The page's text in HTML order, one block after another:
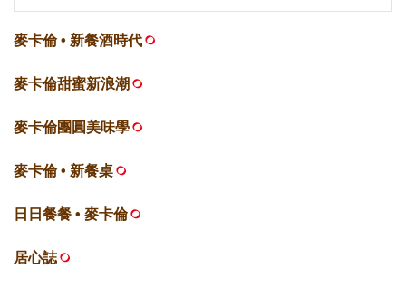
麥卡倫 • 新餐酒時代
麥卡倫甜蜜新浪潮
麥卡倫團圓美味學
麥卡倫 • 新餐桌
日日餐餐 • 麥卡倫
居心誌